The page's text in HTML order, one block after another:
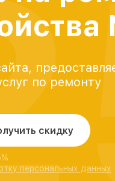
по ремонту
скидку
персональных данных